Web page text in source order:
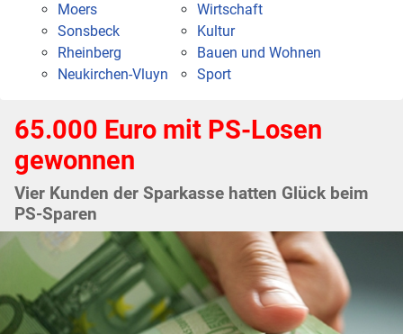
Moers
Sonsbeck
Rheinberg
Neukirchen-Vluyn
Wirtschaft
Kultur
Bauen und Wohnen
Sport
65.000 Euro mit PS-Losen
gewonnen
Vier Kunden der Sparkasse hatten Glück beim
PS-Sparen